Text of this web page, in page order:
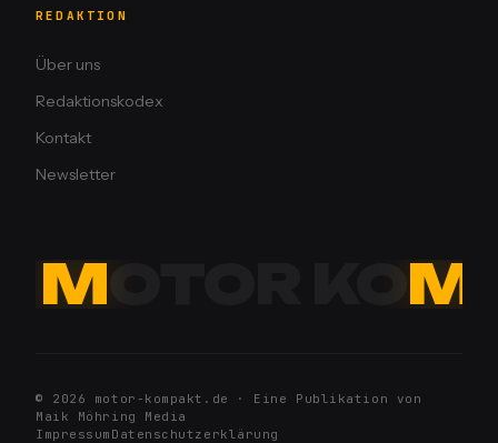
REDAKTION
Über uns
Redaktionskodex
Kontakt
Newsletter
M M
© 2026 motor-kompakt.de · Eine Publikation von
Maik Möhring Media
Impressum Datenschutzerklärung